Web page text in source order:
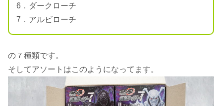
6．ダークローチ
7．アルビローチ
の７種類です。
そしてアソートはこのようになってます。